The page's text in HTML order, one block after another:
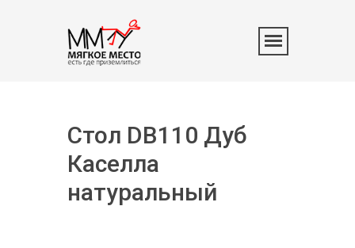
Стол DB110 Дуб
Каселла
натуральный